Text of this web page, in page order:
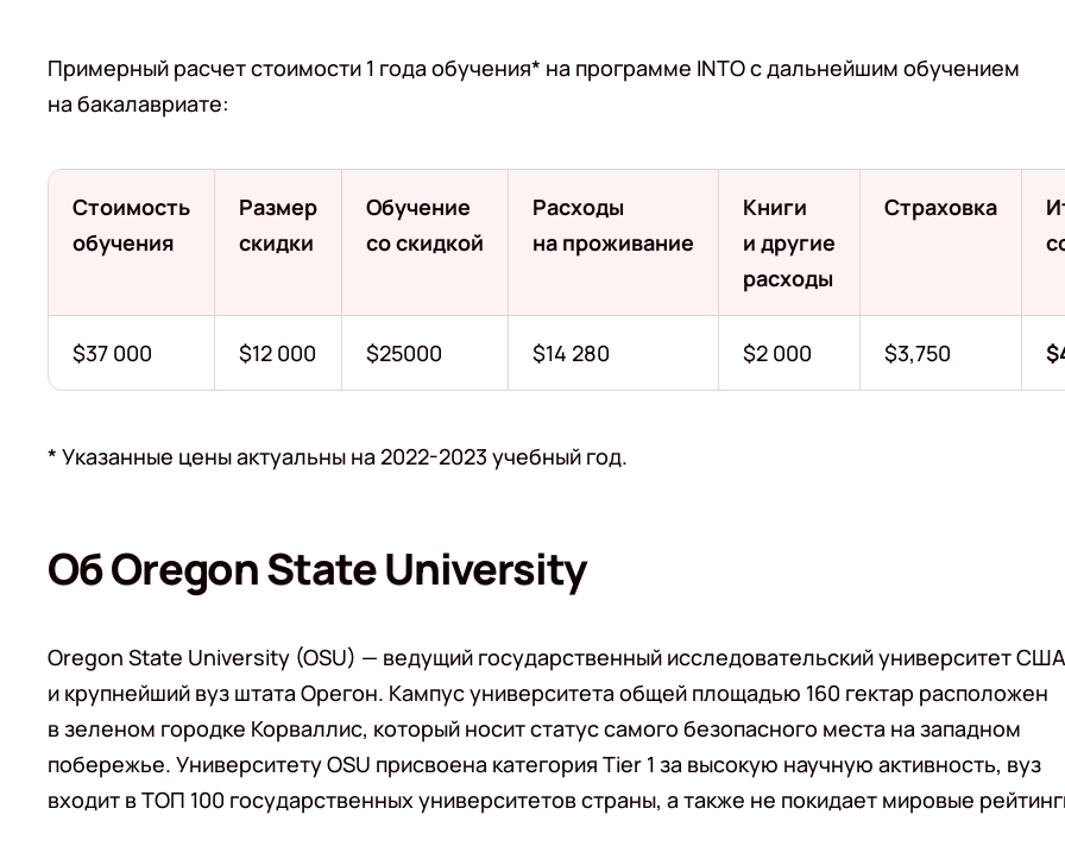
Примерный расчет стоимости 1 года обучения* на программе INTO с дальнейшим обучением
на бакалавриате:
Стоимость
обучения
Размер
скидки
Обучение
со скидкой
Расходы
на проживание
Книги
и другие
расходы
Страховка
$37 000 $12 000 $25000 $14 280 $2 000 $3,750
* Указанные цены актуальны на 2022-2023 учебный год.
Об Oregon State University
Oregon State University (OSU) — ведущий государственный исследовательский университет США
и крупнейший вуз штата Орегон. Кампус университета общей площадью 160 гектар расположен
в зеленом городке Корваллис, который носит статус самого безопасного места на западном
побережье. Университету OSU присвоена категория Tier 1 за высокую научную активность, вуз
входит в ТОП 100 государственных университетов страны, а также не покидает мировые